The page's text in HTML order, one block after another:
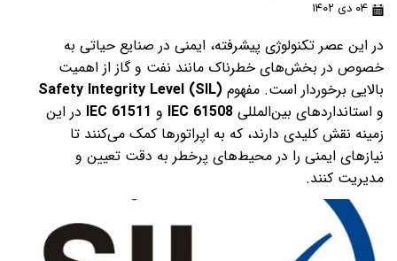
۰۴ دی ۱۴۰۲
در این عصر تکنولوژی پیشرفته، ایمنی در صنایع حیاتی به
خصوص در بخش‌های خطرناک مانند نفت و گاز از اهمیت
بالایی برخوردار است. مفهوم Safety Integrity Level (SIL)
و استانداردهای بین‌المللی IEC 61508 و IEC 61511 در این
زمینه نقش کلیدی دارند، که به اپراتورها کمک می‌کنند تا
نیازهای ایمنی را در محیط‌های پرخطر به دقت تعیین و
مدیریت کنند.